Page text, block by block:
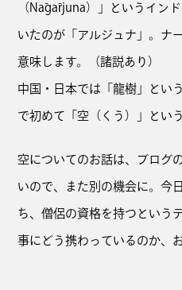
（Nāgārjuna）」というイン
いたのが「アルジュナ」。ナ
意味します。（諸説あり）
中国・日本では「龍樹」とい
で初めて「空（くう）」とい
空についてのお話は、ブログ
いので、また別の機会に。今
ち、僧侶の資格を持つという
事にどう携わっているのか、